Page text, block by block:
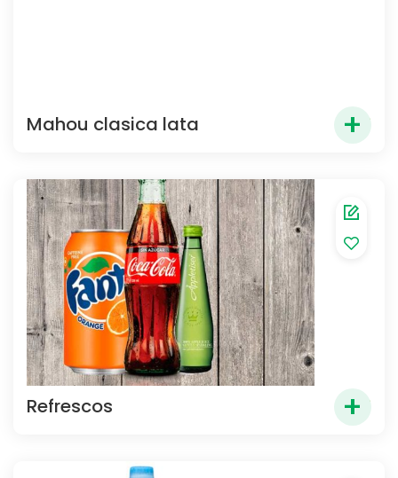
Mahou clasica lata 3.00 €
+
Refrescos 2.80 €
+